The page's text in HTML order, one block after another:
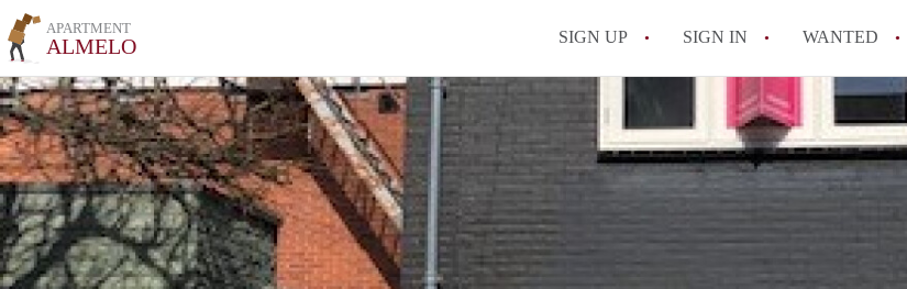
APARTMENT
ALMELO SIGN UP SIGN IN WANTED
All FAQs